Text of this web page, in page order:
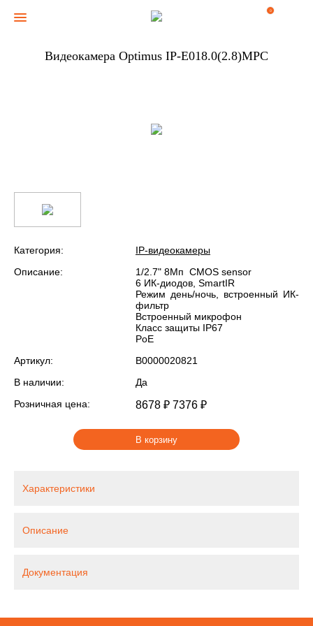
0
Видеокамера Optimus IP-E018.0(2.8)MPC
Категория:
IP-видеокамеры
Описание:
1/2.7" 8Мп CMOS sensor
6 ИК-диодов, SmartIR
Режим день/ночь, встроенный ИК-
фильтр
Встроенный микрофон
Класс защиты IР67
PoE
Артикул:
В0000020821
В наличии:
Да
Розничная цена:
8678 ₽ 7376 ₽
В корзину
Характеристики
Описание
Документация